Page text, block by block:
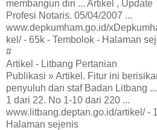
membangun diri ... Artikel , Update
Profesi Notaris. 05/04/2007 ...
www.depkumham.go.id/
kel/ - 65k - Tembolok - Halaman
#
Artikel - Litbang Pertanian
Publikasi » Artikel. Fitur ini
penyuluh dan staf Badan Litbang
1 dari 22. No 1-10 dari 220 ...
www.litbang.deptan.go.id/artikel/ -
Halaman sejenis